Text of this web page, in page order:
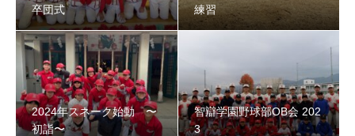
智辯学園野球部OB会 2023
卒団式
練習
2024年スネーク始動 〜
初詣〜
智辯学園野球部OB会 202
3